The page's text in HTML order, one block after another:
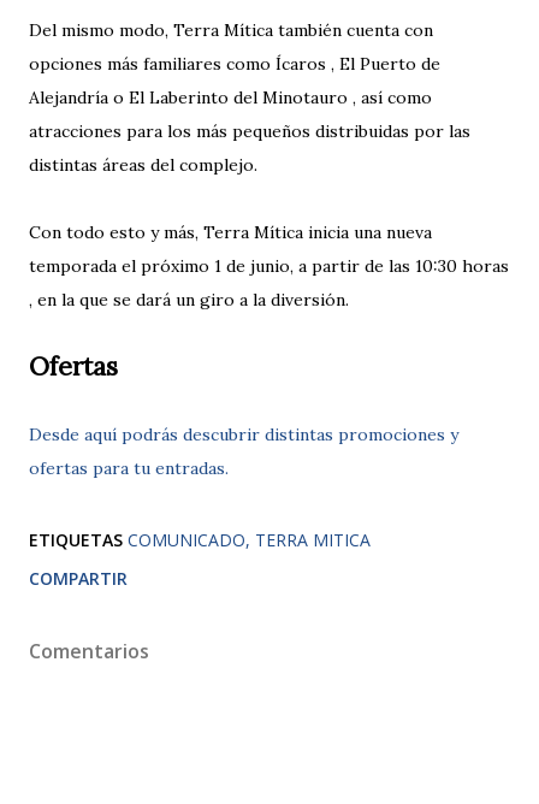
Del mismo modo, Terra Mítica también cuenta con
opciones más familiares como Ícaros , El Puerto de
Alejandría o El Laberinto del Minotauro , así como
atracciones para los más pequeños distribuidas por las
distintas áreas del complejo.
Con todo esto y más, Terra Mítica inicia una nueva
temporada el próximo 1 de junio, a partir de las 10:30 horas
, en la que se dará un giro a la diversión.
Ofertas
Desde aquí podrás descubrir distintas promociones y
ofertas para tu entradas.
ETIQUETAS COMUNICADO TERRA MITICA
COMPARTIR
Comentarios